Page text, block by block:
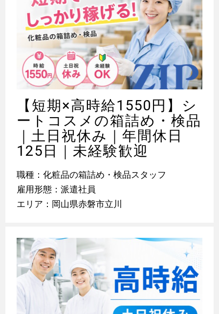
【短期×高時給1550円】シ
ートコスメの箱詰め・検品
｜土日祝休み｜年間休日
125日｜未経験歓迎
職種：化粧品の箱詰め・検品スタッフ
雇用形態：派遣社員
エリア：岡山県赤磐市立川